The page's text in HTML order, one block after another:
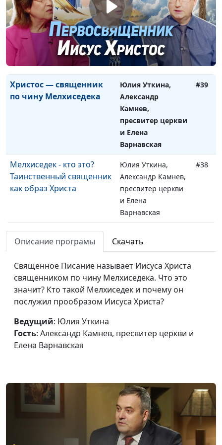
Когда был нарушен
замысел Бога о человеке?
Навсегда ли это?
Юлия Уткина,
Александр Камнев,
пресвитер церкви
и Елена
Варнавская
#40
Христос — священник
по чину Мелхиседека
Юлия Уткина,
Александр
Камнев,
пресвитер церкви
и Елена
Варнавская
#39
Мелхиседек - кто это?
Таинственный священник
как образ Христа
Юлия Уткина,
Александр Камнев,
пресвитер церкви
и Елена
Варнавская
#38
Как нам служит Христос,
наш Первосвященник
Александр Камнев,
и Елена
Варнавская
Чем закончится Божий
Юлия Уткина,
и Елена
борьбы между Христом и
сатаной
пресвитер церкви
и Елена
Варнавская
Божий суд и два
Юлия Уткина,
Описание програмы Скачать
Священное Писание называет Иисуса Христа
священником по чину Мелхиседека. Что это
значит? Кто такой Мелхиседек и почему он
послужил прообразом Иисуса Христа?
Ведущий: Юлия Уткина
Гость: Александр Камнев, пресвитер церкви и
Елена Варнавская